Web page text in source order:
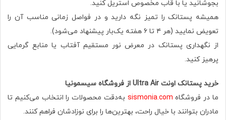
بجوشانید یا با قاب مخصوص استریل کنید.
همیشه پستانک را تمیز نگه دارید و در فواصل زمانی مناسب آن را
تعویض نمایید (هر ۴ تا ۶ هفته یک‌بار پیشنهاد می‌شود).
از نگهداری پستانک در معرض نور مستقیم آفتاب یا منابع گرمایی
پرهیز کنید.
خرید پستانک اونت Ultra Air از فروشگاه سیسمونیا
ما در فروشگاه sismonia.com به‌دقت محصولات را انتخاب می‌کنیم تا
مادران بتوانند با خیال راحت، بهترین‌ها را برای نوزادشان فراهم کنند.